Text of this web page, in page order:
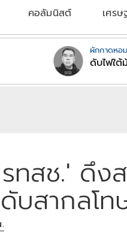
คอลัมนิสต์ เศร
ผักกาดหอม
ดับไฟใต้
ทสช.' ดึง
บสากลโ